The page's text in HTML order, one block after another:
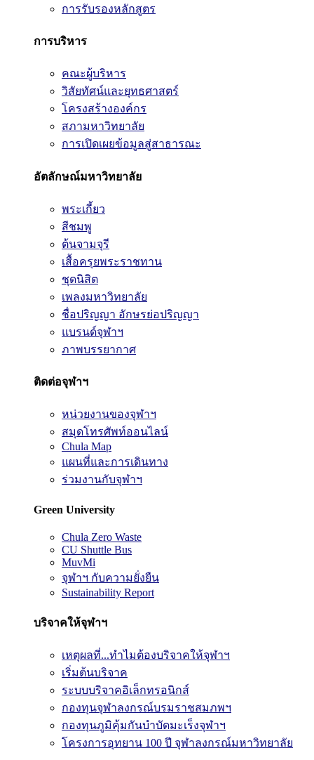
การรับรองหลักสูตร
การบริหาร
คณะผู้บริหาร
วิสัยทัศน์และยุทธศาสตร์
โครงสร้างองค์กร
สภามหาวิทยาลัย
การเปิดเผยข้อมูลสู่สาธารณะ
อัตลักษณ์มหาวิทยาลัย
พระเกี้ยว
สีชมพู
ต้นจามจุรี
เสื้อครุยพระราชทาน
ชุดนิสิต
เพลงมหาวิทยาลัย
ชื่อปริญญา อักษรย่อปริญญา
แบรนด์จุฬาฯ
ภาพบรรยากาศ
ติดต่อจุฬาฯ
หน่วยงานของจุฬาฯ
สมุดโทรศัพท์ออนไลน์
Chula Map
แผนที่และการเดินทาง
ร่วมงานกับจุฬาฯ
Green University
Chula Zero Waste
CU Shuttle Bus
MuvMi
จุฬาฯ กับความยั่งยืน
Sustainability Report
บริจาคให้จุฬาฯ
เหตุผลที่...ทำไมต้องบริจาคให้จุฬาฯ
เริ่มต้นบริจาค
ระบบบริจาคอิเล็กทรอนิกส์
กองทุนจุฬาลงกรณ์บรมราชสมภพฯ
กองทุนภูมิคุ้มกันบำบัดมะเร็งจุฬาฯ
โครงการอุทยาน 100 ปี จุฬาลงกรณ์มหาวิทยาลัย